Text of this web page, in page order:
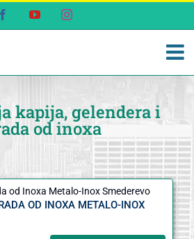
FacebookYouTubeInstagram
kapija, gelendera i
od inoxa
OD INOXA METALO-INOX